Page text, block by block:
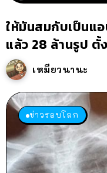
ให้มันสมกับเป็นแ
แล้ว 28 ล้านรูป ตั้
เหมียวนานะ
ข่าวรอบโลก